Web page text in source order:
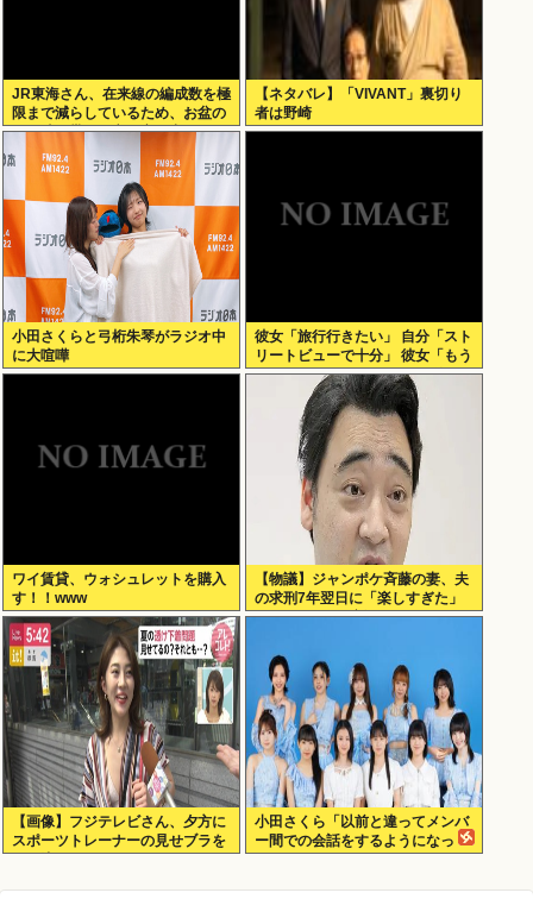
JR東海さん、在来線の編成数を極
限まで減らしているため、お盆の
この時間帯でも立ち客が出てしま
う
【ネタバレ】「VIVANT」裏切り
者は野崎
小田さくらと弓桁朱琴がラジオ中
に大喧嘩
彼女「旅行行きたい」 自分「スト
リートビューで十分」 彼女「もう
いい （ドドンガドン」 これ俺が
悪いの？
ワイ賃貸、ウォシュレットを購入
す！！www
【物議】ジャンポケ斉藤の妻、夫
の求刑7年翌日に「楽しすぎた」
とInstagram更新
【画像】フジテレビさん、夕方に
スポーツトレーナーの見せブラを
小田さくら「以前と違ってメンバ
ー間での会話をするようになっ